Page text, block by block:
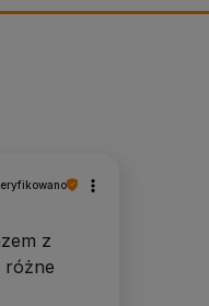
z
różne